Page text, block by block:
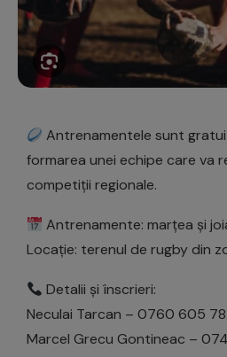
Antrenamentele sunt
formarea unei echipe care va
competiții regionale.
Antrenamente: marțea și
Locație: terenul de rugby din
Detalii și înscrieri:
Neculai Tarcan – 0760 605
Marcel Grecu Gontineac –